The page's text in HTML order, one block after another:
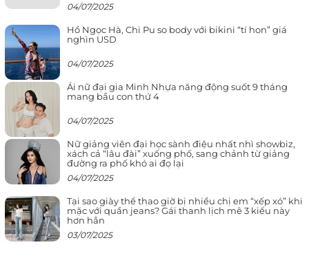
04/07/2025
Hồ Ngọc Hà, Chi Pu so body với bikini “tí hon” giá
nghìn USD
04/07/2025
Ái nữ đại gia Minh Nhựa năng động suốt 9 tháng
mang bầu con thứ 4
04/07/2025
Nữ giảng viên đại học sành điệu nhất nhì showbiz,
xách cả “lâu đài” xuống phố, sang chảnh từ giảng
đường ra phố khó ai đọ lại
04/07/2025
Tại sao giày thể thao giờ bị nhiều chị em “xếp xó” khi
mặc với quần jeans? Gái thanh lịch mê 3 kiểu này
hơn hẳn
03/07/2025